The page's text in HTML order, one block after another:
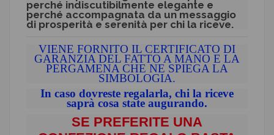
perché indiscutibilmente elegante e
perché accompagnata da un messaggio
di prosperità e serenità per chi la riceve.
VIENE FORNITO IL CERTIFICATO DI
GARANZIA DEL FATTO A MANO E LA
PERGAMENA CHE NE SPIEGA LA
SIMBOLOGIA.
In caso dovreste regalarla, chi la riceve
saprà cosa state augurando.
SE PREFERITE UNA